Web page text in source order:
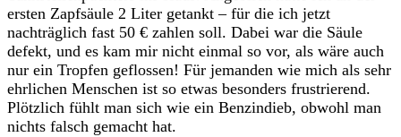
ersten Zapfsäule 2 Liter getankt – für die ich jetzt
nachträglich fast 50 € zahlen soll. Dabei war die Säule
defekt, und es kam mir nicht einmal so vor, als wäre auch
nur ein Tropfen geflossen! Für jemanden wie mich als sehr
ehrlichen Menschen ist so etwas besonders frustrierend.
Plötzlich fühlt man sich wie ein Benzindieb, obwohl man
nichts falsch gemacht hat.